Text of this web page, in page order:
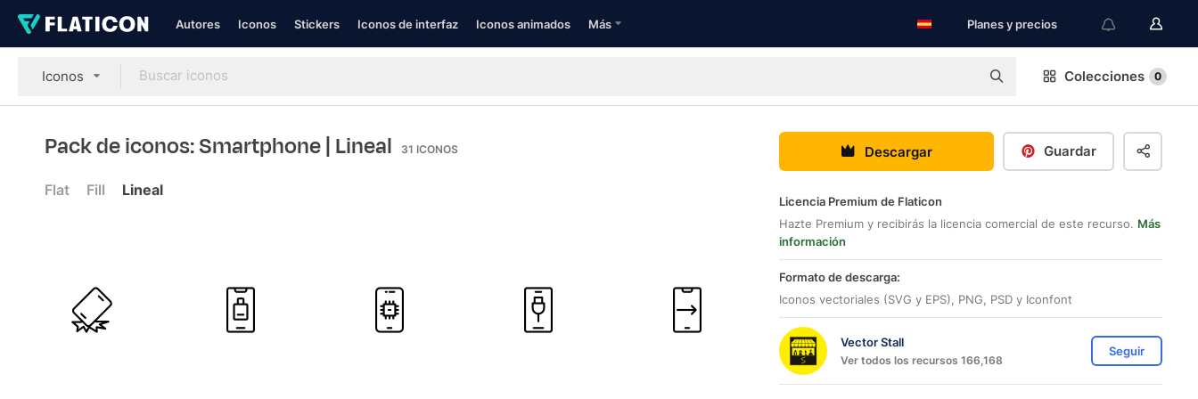
Autores Iconos Stickers Iconos de interfaz Iconos animados Más Planes y precios
Iconos Colecciones 0
Pack de iconos: Smartphone| Lineal 31 ICONOS
Flat Fill Lineal
Descargar Guardar
Licencia Premium de Flaticon
Hazte Premium y recibirás la licencia comercial de este recurso. Más
información
Formato de descarga:
Iconos vectoriales (SVG y EPS), PNG, PSD y Iconfont
Vector Stall
Ver todos los recursos 166,168
Seguir